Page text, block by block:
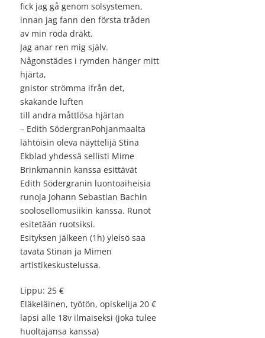
fick jag gå genom solsystemen,
innan jag fann den första tråden
av min röda dräkt.
Jag anar ren mig själv.
Någonstädes i rymden hänger mitt
hjärta,
gnistor strömma ifrån det,
skakande luften
till andra måttlösa hjärtan
– Edith SödergranPohjanmaalta
lähtöisin oleva näyttelijä Stina
Ekblad yhdessä sellisti Mime
Brinkmannin kanssa esittävät
Edith Södergranin luontoaiheisia
runoja Johann Sebastian Bachin
soolosellomusiikin kanssa. Runot
esitetään ruotsiksi.
Esityksen jälkeen (1h) yleisö saa
tavata Stinan ja Mimen
artistikeskustelussa.
Lippu: 25 €
Eläkeläinen, työtön, opiskelija 20 €
lapsi alle 18v ilmaiseksi (joka tulee
huoltajansa kanssa)